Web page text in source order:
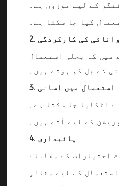
کے لیے موزوں ہے۔
کیا جا سکتا ہے۔
توانائی کی کارکردگی
میں کم بجلی استعمال
کے بل کم ہوتے ہیں۔
3. استعمال میں آسانی
لٹکایا جا سکتا ہے۔
کے لیے آتے ہیں۔
4. پائیداری
کے لیے مثالی